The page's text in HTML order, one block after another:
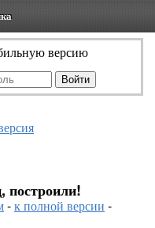
версию
построили!
-к полной версии -